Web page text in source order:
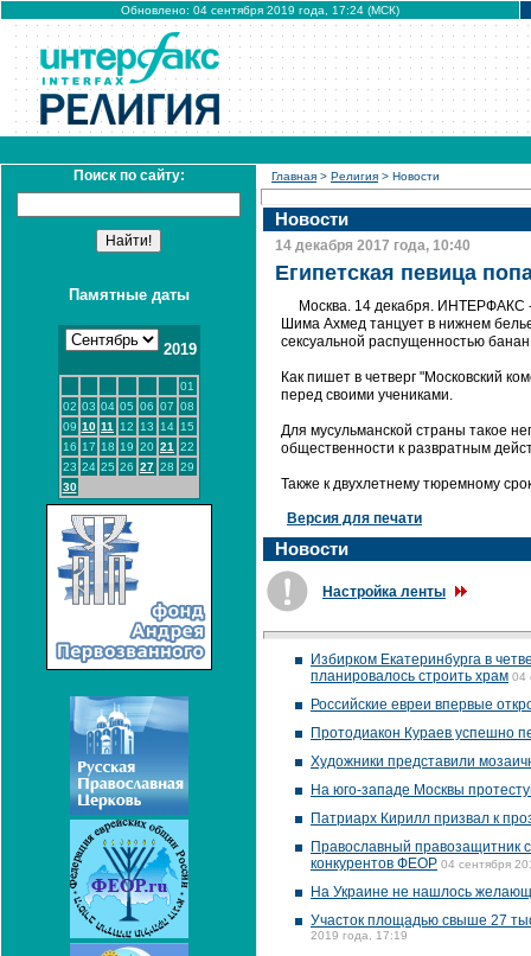
Обновлено: 04 сентября 2019 года, 17:24 (МСК)
Поиск по сайту:
Памятные даты
2019
01
02 03 04 05 06 07 08
09 10 11 12 13 14 15
16 17 18 19 20 21
22
23 24 25 26 27 28 29
30
Главная > Религия > Новости
Новости
14 декабря 2017 года, 10:40
Египетская певица
Москва. 14 декабря. ИНТЕРФАКС -
Шима Ахмед танцует в нижнем
сексуальной распущенностью
Как пишет в четверг "Московский
перед своими учениками.
Для мусульманской страны такое
общественности к развратным
Также к двухлетнему тюремному
Версия для печати
Новости
Настройка ленты
Избирком Екатеринбурга в
планировалось строить храм 04
Российские евреи впервые
Протодиакон Кураев успешно
Художники представили
На юго-западе Москвы
Патриарх Кирилл призвал к
Православный правозащитник
конкурентов ФЕОР 04 сентября
На Украине не нашлось
Участок площадью свыше 27
2019 года, 17:19